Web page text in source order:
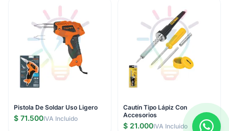
Pistola De Soldar Uso Ligero
$ 71.500IVA Incluido
Cautín Tipo Lápiz Con
Accesorios
$ 21.000IVA Incluido